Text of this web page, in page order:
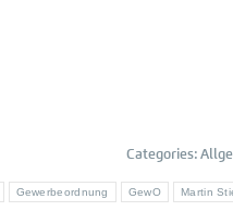
Categories:
Gewerbeordnung GewO Martin